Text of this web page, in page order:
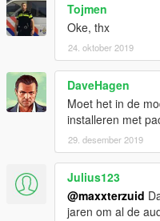
Tojmen
Oke, thx
24. oktober 2019
DaveHagen
Moet het in de
installeren met
29. desember 2019
Julius123
@maxxterzuid
jaren om al de